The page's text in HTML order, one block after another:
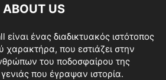
ABOUT US
ένας διαδικτυακός ιστότοπος
χαρακτήρα, που εστιάζει στην
του ποδοσφαίρου της
που έγραψαν ιστορία.